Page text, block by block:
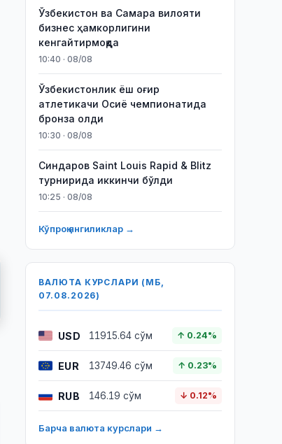
Ўзбекистон ва Самара вилояти
бизнес ҳамкорлигини
кенгайтирмоқда
10:40 · 08/08
Ўзбекистонлик ёш оғир
атлетикачи Осиё чемпионатида
бронза олди
10:30 · 08/08
Синдаров Saint Louis Rapid & Blitz
турнирида иккинчи бўлди
10:25 · 08/08
Кўпроқ янгиликлар →
ВАЛЮТА КУРСЛАРИ (МБ,
07.08.2026)
USD 11915.64 сўм ↑ 0.24%
EUR 13749.46 сўм ↑ 0.23%
RUB 146.19 сўм ↓ 0.12%
Барча валюта курслари →